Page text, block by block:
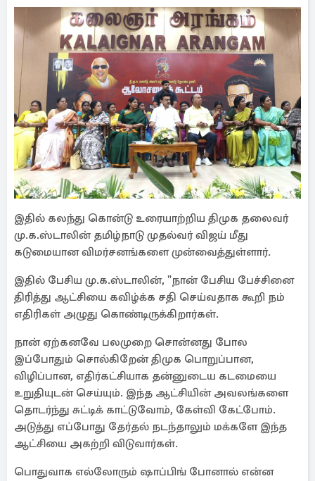
இதில் கலந்து கொன்டு உரையாற்றிய திமுக தலைவர்
மு.க.ஸ்டாலின் தமிழ்நாடு முதல்வர் விஜய் மீது
கடுமையான விமர்சனங்களை முன்வைத்துள்ளார்.
இதில் பேசிய மு.க.ஸ்டாலின், "நான் பேசிய பேச்சினை
திரித்து ஆட்சியை கவிழ்க்க சதி செய்வதாக கூறி நம்
எதிரிகள் அழுது கொண்டிருக்கிறார்கள்.
நான் ஏற்கனவே பலமுறை சொன்னது போல
இப்போதும் சொல்கிறேன் திமுக பொறுப்பான,
விழிப்பான, எதிர்கட்சியாக தன்னுடைய கடமையை
உறுதியுடன் செய்யும். இந்த ஆட்சியின் அவலங்களை
தொடர்ந்து சுட்டிக் காட்டுவோம், கேள்வி கேட்போம்.
அடுத்து எப்போது தேர்தல் நடந்தாலும் மக்களே இந்த
ஆட்சியை அகற்றி விடுவார்கள்.
பொதுவாக எல்லோரும் ஷாப்பிங் போனால் என்ன